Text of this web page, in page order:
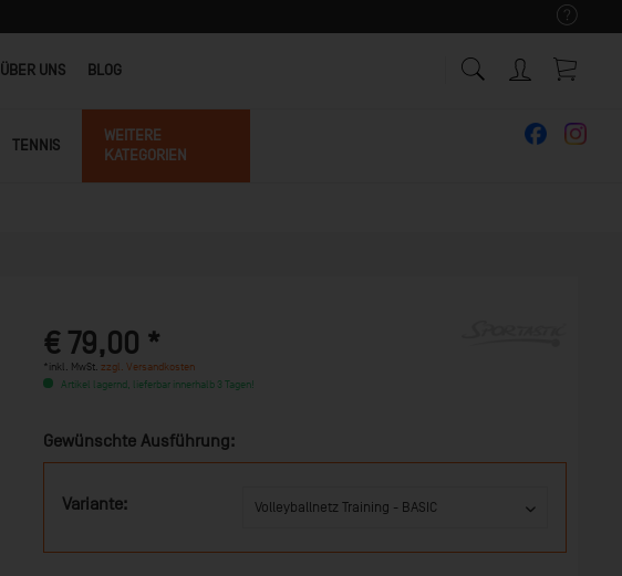
ÜBER UNS BLOG
TENNIS
WEITERE
KATEGORIEN
€ 79,00 *
*inkl. MwSt.zzgl. Versandkosten
Artikel lagernd, lieferbar innerhalb 3 Tagen!
Gewünschte Ausführung:
Variante: